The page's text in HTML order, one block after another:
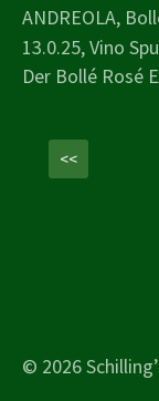
ANDREOLA,
13.0.25, Vino
Der Bollé Rosé
<<
© 2026